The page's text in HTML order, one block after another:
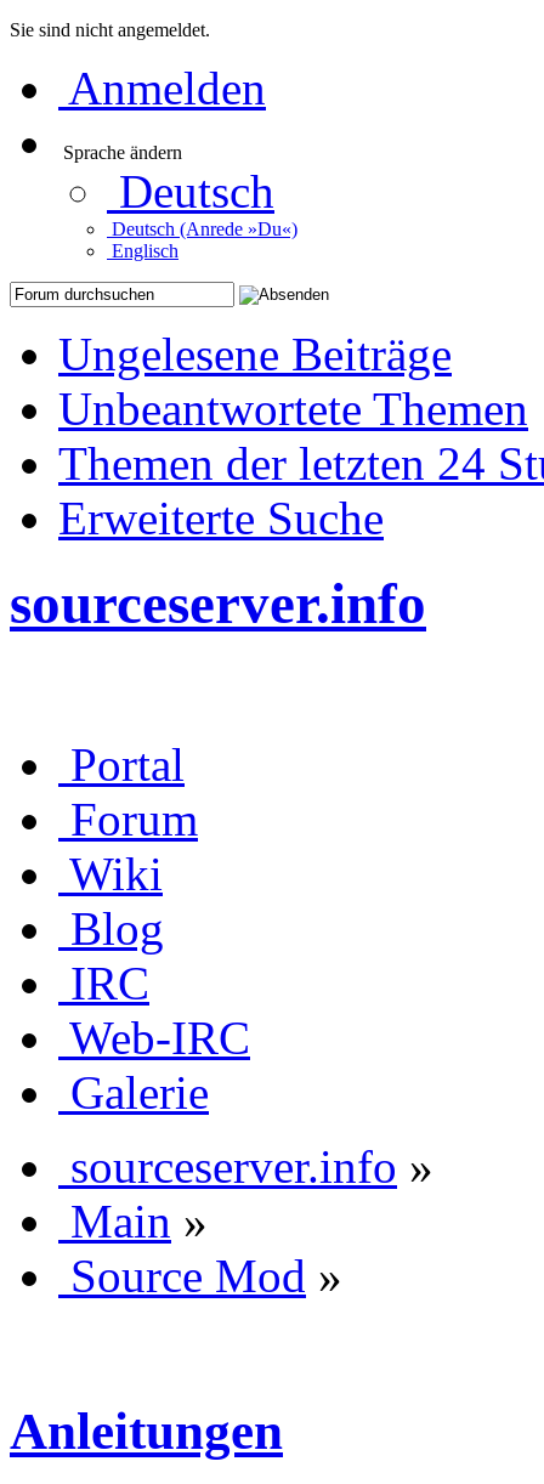
Sie sind nicht angemeldet.
Anmelden
Sprache ändern
Deutsch
Deutsch (Anrede »Du«)
Englisch
Ungelesene Beiträge
Unbeantwortete Themen
Themen der letzten 24
Erweiterte Suche
sourceserver.info
Portal
Forum
Wiki
Blog
IRC
Web-IRC
Galerie
sourceserver.info »
Main »
Source Mod »
Anleitungen